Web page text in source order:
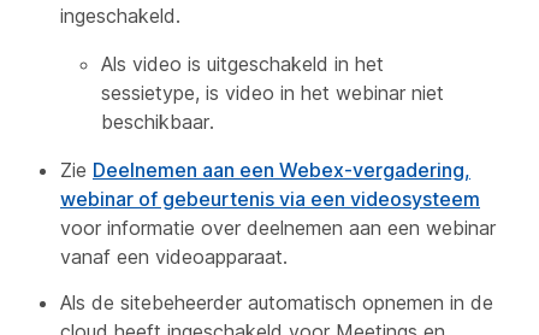
ingeschakeld.
Als video is uitgeschakeld in het
sessietype, is video in het webinar niet
beschikbaar.
Zie Deelnemen aan een Webex-vergadering,
webinar of gebeurtenis via een videosysteem
voor informatie over deelnemen aan een webinar
vanaf een videoapparaat.
Als de sitebeheerder automatisch opnemen in de